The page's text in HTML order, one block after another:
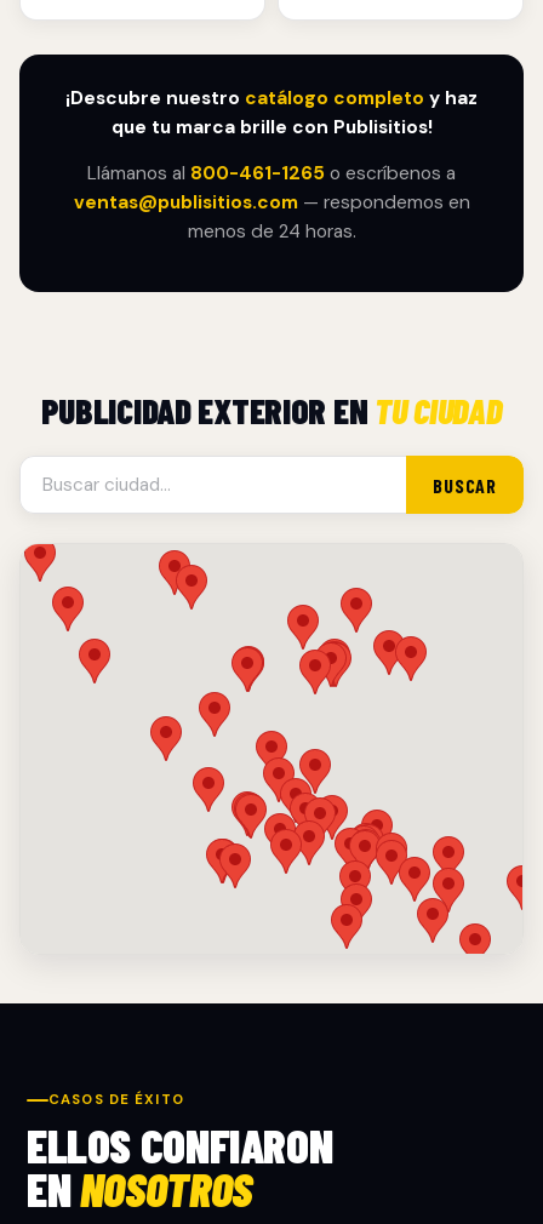
¡Descubre nuestro catálogo completo y haz
que tu marca brille con Publisitios!
Llámanos al 800-461-1265 o escríbenos a
ventas@publisitios.com— respondemos en
menos de 24 horas.
PUBLICIDAD EXTERIOR EN TU CIUDAD
BUSCAR
CASOS DE ÉXITO
ELLOS CONFIARON
ENNOSOTROS